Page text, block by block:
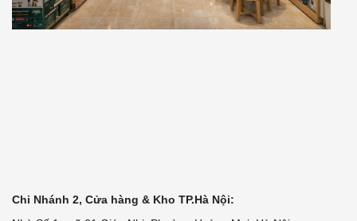
Chi Nhánh 2, Cửa hàng & Kho TP.Hà Nội: